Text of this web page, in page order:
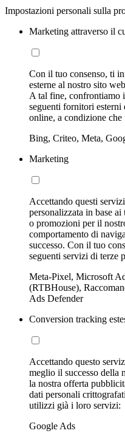
Impostazioni personali sulla
Marketing attraverso il
Con il tuo consenso, ti
esterne al nostro sito
A tal fine, confrontiamo
seguenti fornitori
online, a condizione
Bing, Criteo, Meta,
Marketing
Accettando questi
personalizzata in base
o promozioni per il
comportamento di
successo. Con il tuo
seguenti servizi di terze
Meta-Pixel, Microsoft
(RTBHouse),
Ads Defender
Conversion tracking
Accettando questo
meglio il successo della
la nostra offerta
dati personali
utilizzi già i loro servizi:
Google Ads